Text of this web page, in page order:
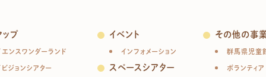
プ
エンスワンダーランド
ビジョンシアター
イベント
インフォメーション
スペースシアター
その他の事
群馬県児童
ボランティア